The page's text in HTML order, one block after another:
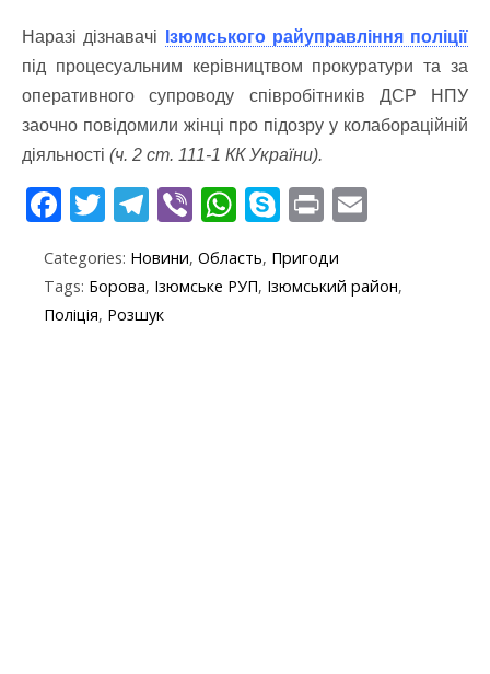
Наразі дізнавачі
Ізюмського райуправління поліції
під процесуальним керівництвом прокуратури та за
оперативного супроводу співробітників ДСР НПУ
заочно повідомили жінці про підозру у колабораційній
діяльності (ч. 2 ст. 111-1 КК України).
F
e
b
T
itt
er
T
e
gr
Vi
er
W
at
S
y
Pr
t ai
Categories: Новини, Область, Пригоди
Tags: Борова, Ізюмське РУП, Ізюмський район,
Поліція, Розшук